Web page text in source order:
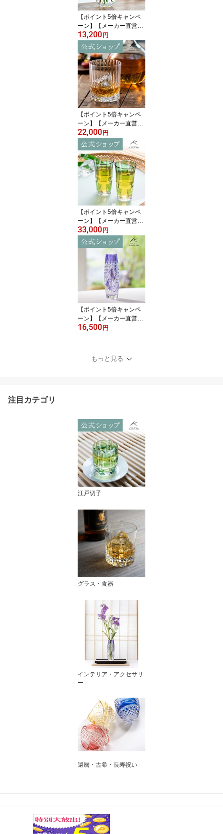
【ポイント5倍キャンペ
ーン】【メーカー直営店
直営店限定販売】江戸切
子 カガミクリスタルKAG
AMI F714-2998＜しずく
＞一輪挿し 花瓶 クリア
インテリアギフト ラッピ
ング無料 結婚祝 内祝 還
暦祝 古希祝母の日 敬老
の日 送別品 退職記念品
13,200円
【ポイント5倍キャンペ
ーン】【メーカー直営
店】カガミクリスタル K
AGAMIロックグラス ウ
イスキーグラス T429-29
94＜白露＞ギフト 結婚
祝 内祝 誕生祝 贈答品 記
念品 還暦祝 古希祝敬老
の日 父の日 母の日 退職
記念品
22,000円
【ポイント5倍キャンペ
ーン】【メーカー直営
店】江戸切子 カガミクリ
スタルKAGAMI #2511＜
竹の膳＞創作切子 ペアス
リムグラス ビールグラス
緑ギフト 結婚祝 内祝 誕
生祝 贈答品 記念品 還暦
祝 古希祝敬老の日 父の
日 母の日 退職記念品
33,000円
【ポイント5倍キャンペ
ーン】【メーカー直営
店】江戸切子 カガミクリ
し インテリア 紫結婚祝
内祝 ギフト 送別品 贈答
16,500円
もっと見る
注目カテゴリ
江戸切子
グラス・食器
インテリア・アクセサリ
ー
還暦・古希・長寿祝い